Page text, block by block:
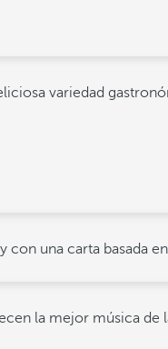
variedad
una carta basada
la mejor música de